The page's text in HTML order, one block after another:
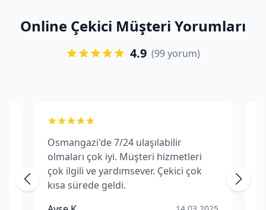
Online Çekici Müşteri Yorumları
4.9 (99 yorum)
Osmangazi'de 7/24 ulaşılabilir
olmaları çok iyi. Müşteri hizmetleri
çok ilgili ve yardımsever. Çekici çok
kısa sürede geldi.